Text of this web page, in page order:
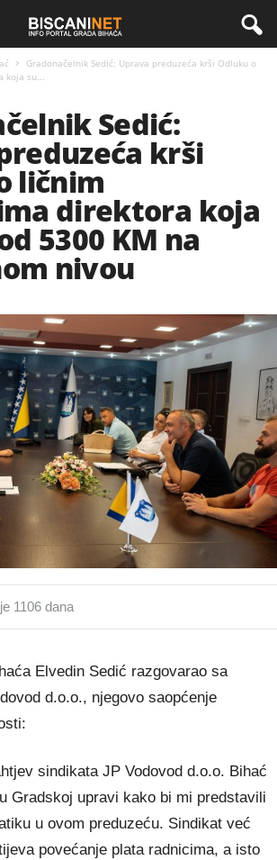
Gradonačelnik Sedić: Uprava preduzeća krši Odluku o
koja su...
Sedić:
krši
ličnim
direktora koja
5300 KM na
nivou
1106 dana
Elvedin Sedić razgovarao sa
d.o.o., njegovo saopćenje
sindikata JP Vodovod d.o.o. Bihać
Gradskoj upravi kako bi mi predstavili
u ovom preduzeću. Sindikat već
povećanje plata radnicima, a isto